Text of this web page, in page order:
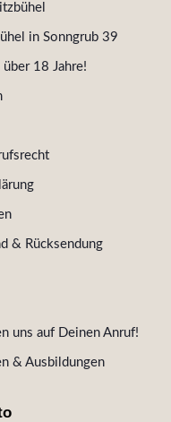
in Sonngrub 39
18 Jahre!
& Rücksendung
uns auf Deinen Anruf!
& Ausbildungen